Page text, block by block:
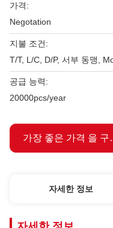
가격:
Negotation
지불 조건:
T/T, L/C, D/P, 서부 동맹,
공급 능력:
20000pcs/year
가장 좋은 가격 을 구
자세한 정보